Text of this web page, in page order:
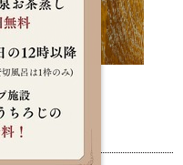
ました！